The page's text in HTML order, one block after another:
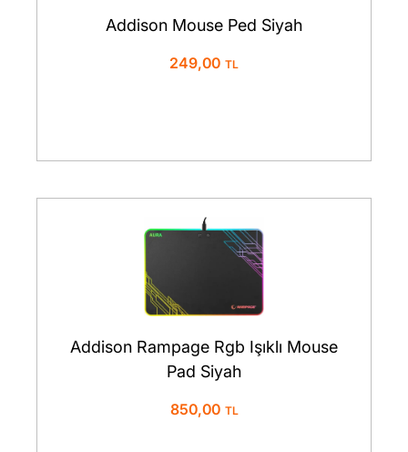
Addison Mouse Ped Siyah
249,00
Addison Rampage Rgb Işıklı Mouse
Pad Siyah
850,00